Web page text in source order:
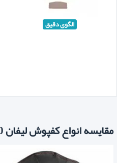
الگوی دقیق
مقایسه انواع کفپوش لیفان 620